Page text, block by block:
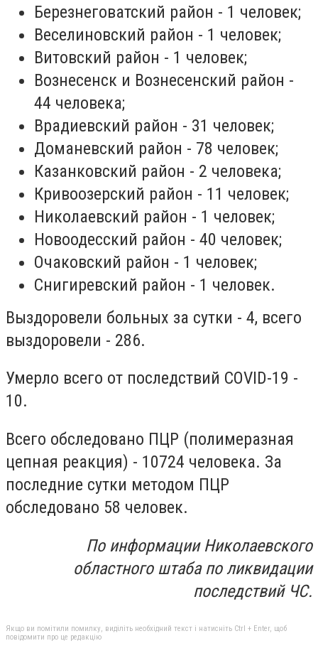
Березнеговатский район - 1 человек;
Веселиновский район - 1 человек;
Витовский район - 1 человек;
Вознесенск и Вознесенский район -
44 человека;
Врадиевский район - 31 человек;
Доманевский район - 78 человек;
Казанковский район - 2 человека;
Кривоозерский район - 11 человек;
Николаевский район - 1 человек;
Новоодесский район - 40 человек;
Очаковский район - 1 человек;
Снигиревский район - 1 человек.
Выздоровели больных за сутки - 4, всего
выздоровели - 286.
Умерло всего от последствий COVID-19 -
10.
Всего обследовано ПЦР (полимеразная
цепная реакция) - 10724 человека. За
последние сутки методом ПЦР
обследовано 58 человек.
По информации Николаевского
областного штаба по ликвидации
последствий ЧС.
Якщо ви помітили помилку, виділіть необхідний текст і натисніть Ctrl + Enter, щоб
повідомити про це редакцію